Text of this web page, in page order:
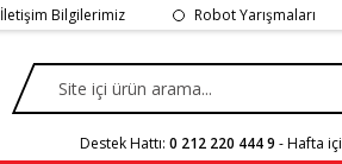
İletişim Bilgilerimiz Robot Yarışmaları
Destek Hattı: 0 212 220 444 9 - Hafta içi